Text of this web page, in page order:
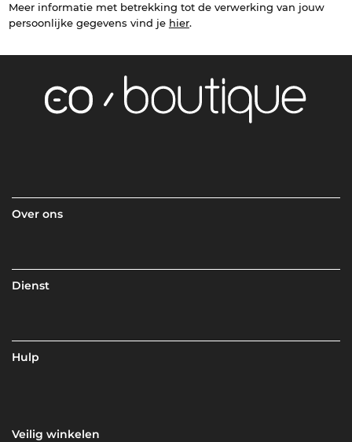
Meer informatie met betrekking tot de verwerking van jouw
persoonlijke gegevens vind je hier.
Over ons
Dienst
Hulp
Veilig winkelen